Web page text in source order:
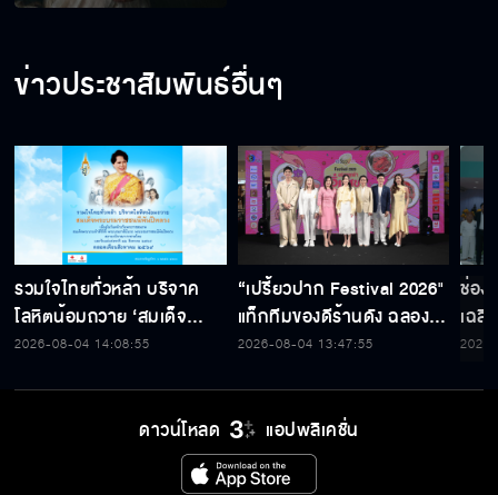
ข่าวประชาสัมพันธ์อื่นๆ
รวมใจไทยทั่วหล้า บริจาค
โลหิตน้อมถวาย ‘สมเด็จ
พระบรมราชชนนีพันปีหลวง’
2026-08-04 14:08:55
“เปรี้ยวปาก Festival 2026"
แท็กทีมของดีร้านดัง ฉลอง
ก้าวสู่ปีที่ 23
2026-08-04 13:47:55
ช่อง
เฉลิ
สมเ
ดาวน์โหลด แอปพลิเคชั่น